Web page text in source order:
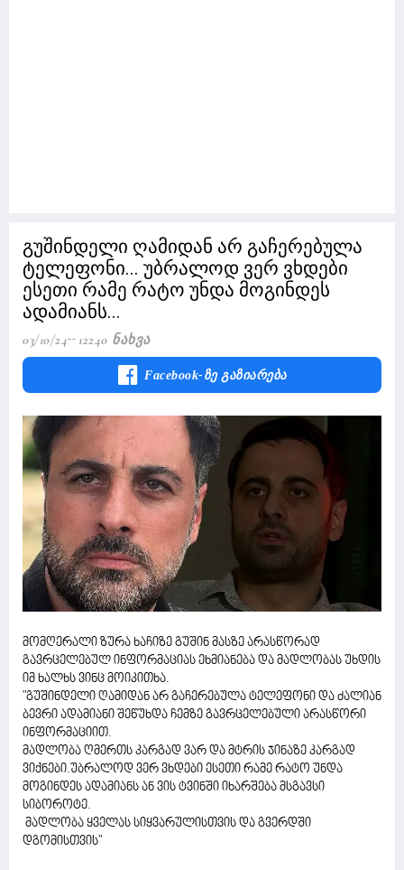
გუშინდელი ღამიდან არ გაჩერებულა
ტელეფონი... უბრალოდ ვერ ვხდები
ესეთი რამე რატო უნდა მოგინდეს
ადამიანს...
03/10/24 12240 Ნახვა
Facebook-Ზე Გაზიარება
მომღერალი ზურა ხაჩიზე გუშინ მასზე არასწორად
გავრცელებულ ინფორმაციას ეხმიანება და მადლობას უხდის
იმ ხალხს ვინც მოიკითხა.
"გუშინდელი ღამიდან არ გაჩერებულა ტელეფონი და ძალიან
ბევრი ადამიანი შეწუხდა ჩემზე გავრცელებული არასწორი
ინფორმაციით.
მადლობა ღმერთს კარგად ვარ და მტრის ჯინაზე კარგად
ვიქნები.უბრალოდ ვერ ვხდები ესეთი რამე რატო უნდა
მოგინდეს ადამიანს ან ვის ტვინში იხარშება მსგავსი
სიბოროტე.
მადლობა ყველას სიყვარულისთვის და გვერდში
დგომისთვის"